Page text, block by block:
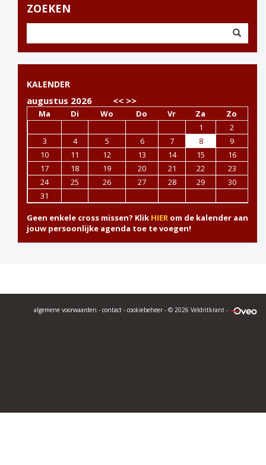
ZOEKEN
KALENDER
augustus 2026 << >>
Ma Di Wo Do Vr Za
Zo
1
2
3
4 5 6 7 8
9
10
11 12 13 14 15
16
17
18 19 20 21 22
23
24
25 26 27 28 29
30
31
Geen enkele cross missen? Klik HIER om de kalender aan
jouw persoonlijke agenda toe te voegen!
algemene voorwaarden - contact - cookiebeheer - © 2026 Veldritkrant -